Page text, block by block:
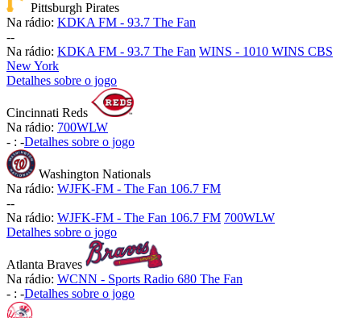
Pittsburgh Pirates
Na rádio: KDKA FM - 93.7 The Fan
--
Na rádio: KDKA FM - 93.7 The Fan WINS - 1010 WINS CBS
New York
Detalhes sobre o jogo
Cincinnati Reds
Na rádio: 700WLW
- : -Detalhes sobre o jogo
Washington Nationals
Na rádio: WJFK-FM - The Fan 106.7 FM
--
Na rádio: WJFK-FM - The Fan 106.7 FM 700WLW
Detalhes sobre o jogo
Atlanta Braves
Na rádio: WCNN - Sports Radio 680 The Fan
- : -Detalhes sobre o jogo